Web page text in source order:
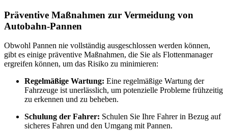
Präventive Maßnahmen zur Vermeidung von
Autobahn-Pannen
Obwohl Pannen nie vollständig ausgeschlossen werden können,
gibt es einige präventive Maßnahmen, die Sie als Flottenmanager
ergreifen können, um das Risiko zu minimieren:
Regelmäßige Wartung: Eine regelmäßige Wartung der
Fahrzeuge ist unerlässlich, um potenzielle Probleme frühzeitig
zu erkennen und zu beheben.
Schulung der Fahrer: Schulen Sie Ihre Fahrer in Bezug auf
sicheres Fahren und den Umgang mit Pannen.